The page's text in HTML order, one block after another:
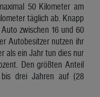
50 Kilometer am
täglich ab. Knapp
zwischen 16 und 60
Autobesitzer nutzen ihr
als ein Jahr tun dies nur
Den größten Anteil
drei Jahren auf (28